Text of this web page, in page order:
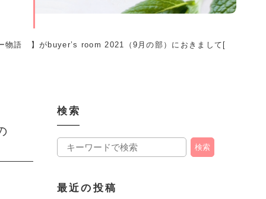
物語 】がbuyer’s room 2021（9月の部）におきまして[
検索
最近の投稿